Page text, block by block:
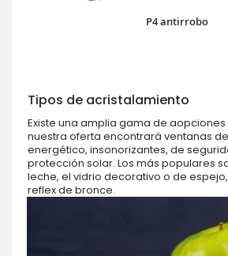
P4 antirrobo
Tipos de acristalamiento
Existe una amplia gama de aopciones
nuestra oferta encontrará ventanas
energético, insonorizantes, de
protección solar. Los más populares
leche, el vidrio decorativo o de
reflex de bronce.